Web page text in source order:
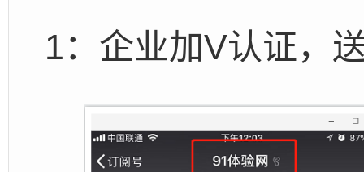
1：企业加V认证，